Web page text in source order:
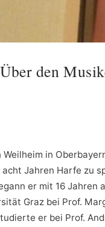
Über den
Weilheim in
Jahren Harfe zu
er mit 16 Jahren
Graz bei Prof.
er bei Prof.